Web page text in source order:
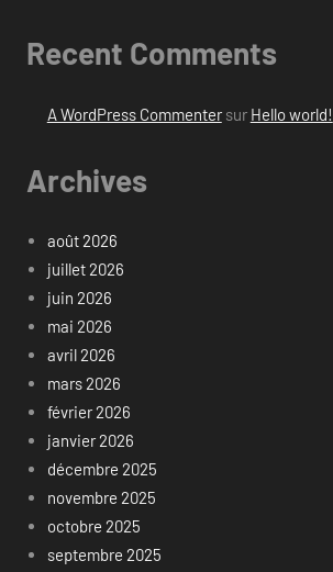
Recent Comments
A WordPress Commentersur Hello world!
Archives
août 2026
juillet 2026
juin 2026
mai 2026
avril 2026
mars 2026
février 2026
janvier 2026
décembre 2025
novembre 2025
octobre 2025
septembre 2025